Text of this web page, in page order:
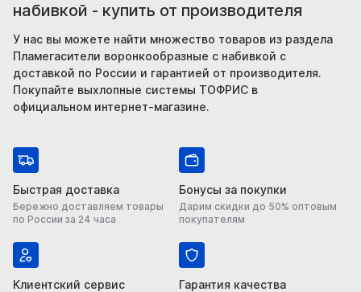
набивкой - купить от производителя
У нас вы можете найти множество товаров из раздела
Пламегасители воронкообразные с набивкой с
доставкой по России и гарантией от производителя.
Покупайте выхлопные системы ТОФРИС в
официальном интернет-магазине.
Быстрая доставка
Бережно доставляем товары
по России за 24 часа
Бонусы за покупки
Дарим скидки до 50% оптовым
покупателям
Клиентский сервис Гарантия качества